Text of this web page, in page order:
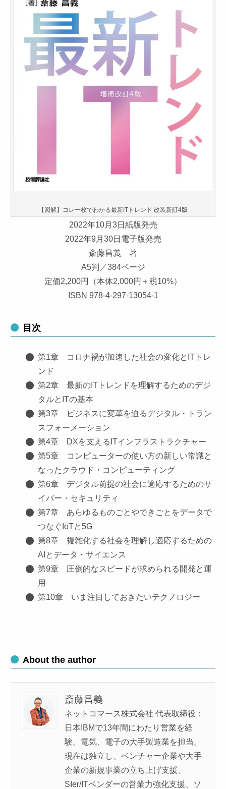
【図解】コレ一枚でわかる最新ITトレンド 改装新訂4版
2022年10月3日紙版発売
2022年9月30日電子版発売
斎藤昌義 著
A5判／384ページ
定価2,200円（本体2,000円＋税10%）
ISBN 978-4-297-13054-1
目次
第1章 コロナ禍が加速した社会の変化とITトレ
ンド
第2章 最新のITトレンドを理解するためのデジ
タルとITの基本
第3章 ビジネスに変革を迫るデジタル・トラン
スフォーメーション
第4章 DXを支えるITインフラストラクチャー
第5章 コンピューターの使い方の新しい常識と
なったクラウド・コンピューティング
第6章 デジタル前提の社会に適応するためのサ
イバー・セキュリティ
第7章 あらゆるものごとやできごとをデータで
つなぐIoTと5G
第8章 複雑化する社会を理解し適応するための
AIとデータ・サイエンス
第9章 圧倒的なスピードが求められる開発と運
用
第10章 いま注目しておきたいテクノロジー
About the author
斎藤昌義
ネットコマース株式会社 代表取締役：
日本IBMで13年間にわたり営業を経
験。電気、電子の大手製造業を担当。
現在は独立し、ベンチャー企業や大手
企業の新規事業の立ち上げ支援、
SIer/ITベンダーの営業力強化支援、ソ